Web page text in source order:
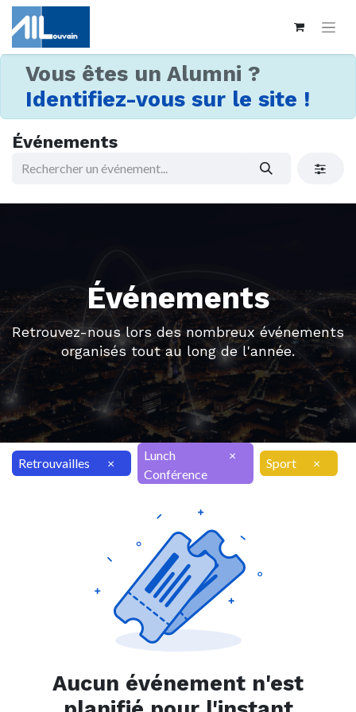
Vous êtes un Alumni ?
Identifiez-vous sur le site !
Événements
Événements
Retrouvez-nous lors des nombreux événements
organisés tout au long de l'année.
Retrouvailles ×
Lunch
Conférence
×
Sport ×
Aucun événement n'est